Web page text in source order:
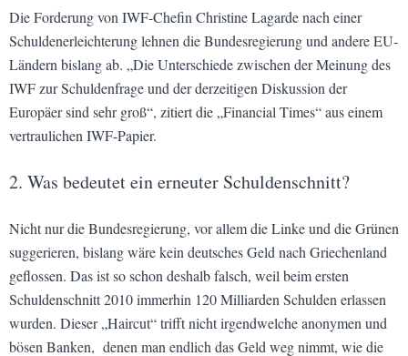
Die Forderung von IWF-Chefin Christine Lagarde nach einer
Schuldenerleichterung lehnen die Bundesregierung und andere EU-
Ländern bislang ab. „Die Unterschiede zwischen der Meinung des
IWF zur Schuldenfrage und der derzeitigen Diskussion der
Europäer sind sehr groß“, zitiert die „Financial Times“ aus einem
vertraulichen IWF-Papier.
2. Was bedeutet ein erneuter Schuldenschnitt?
Nicht nur die Bundesregierung, vor allem die Linke und die Grünen
suggerieren, bislang wäre kein deutsches Geld nach Griechenland
geflossen. Das ist so schon deshalb falsch, weil beim ersten
Schuldenschnitt 2010 immerhin 120 Milliarden Schulden erlassen
wurden. Dieser „Haircut“ trifft nicht irgendwelche anonymen und
bösen Banken, denen man endlich das Geld weg nimmt, wie die